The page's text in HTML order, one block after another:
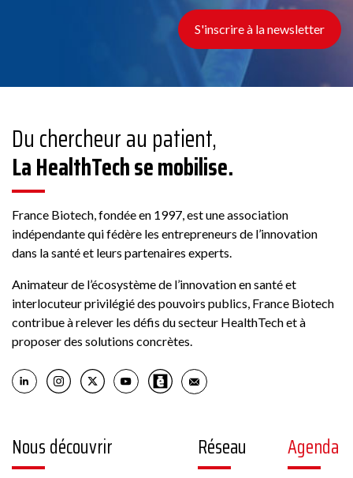
S'inscrire à la newsletter
Du chercheur au patient,
La HealthTech se mobilise.
France Biotech, fondée en 1997, est une association
indépendante qui fédère les entrepreneurs de l’innovation
dans la santé et leurs partenaires experts.
Animateur de l’écosystème de l’innovation en santé et
interlocuteur privilégié des pouvoirs publics, France Biotech
contribue à relever les défis du secteur HealthTech et à
proposer des solutions concrètes.
Nous découvrir Réseau Agenda